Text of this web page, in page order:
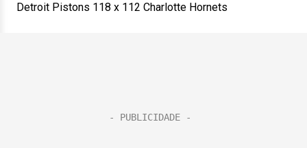
Detroit Pistons 118 x 112 Charlotte Hornets